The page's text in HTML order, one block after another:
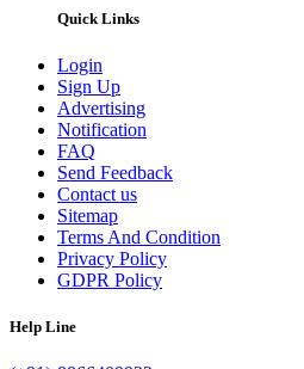
Quick Links
Login
Sign Up
Advertising
Notification
FAQ
Send Feedback
Contact us
Sitemap
Terms And Condition
Privacy Policy
GDPR Policy
Help Line